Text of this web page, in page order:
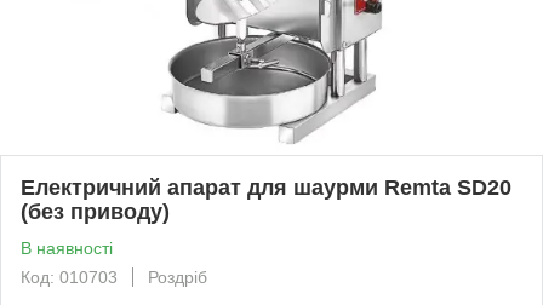
Електричний апарат для шаурми Remta SD20
(без приводу)
В наявності
Код: 010703
Роздріб